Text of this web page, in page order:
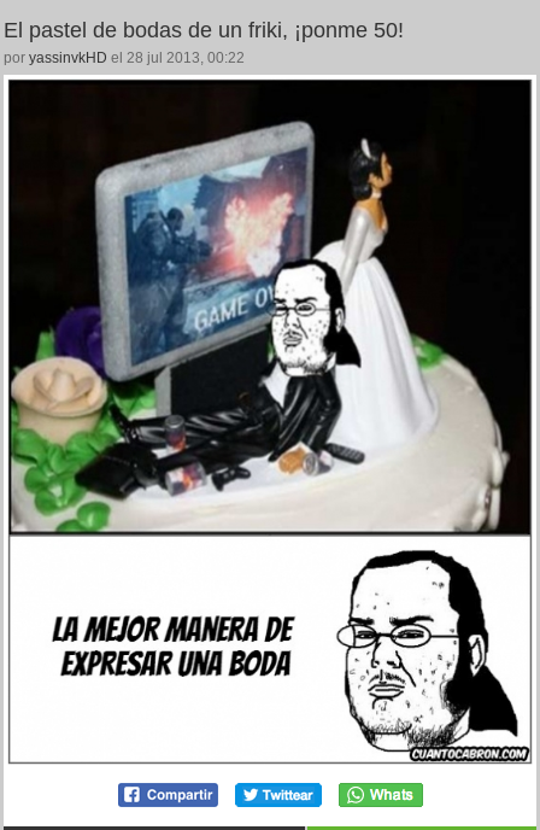
El pastel de bodas de un friki, ¡ponme 50!
por yassinvkHD el 28 jul 2013, 00:22